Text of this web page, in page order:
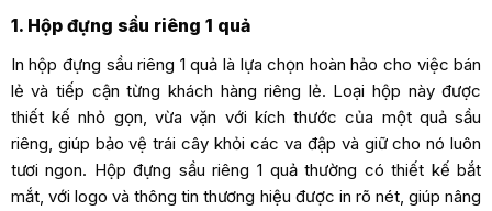
1. Hộp đựng sầu riêng 1 quả
In hộp đựng sầu riêng 1 quả là lựa chọn hoàn hảo cho việc bán
lẻ và tiếp cận từng khách hàng riêng lẻ. Loại hộp này được
thiết kế nhỏ gọn, vừa vặn với kích thước của một quả sầu
riêng, giúp bảo vệ trái cây khỏi các va đập và giữ cho nó luôn
tươi ngon. Hộp đựng sầu riêng 1 quả thường có thiết kế bắt
mắt, với logo và thông tin thương hiệu được in rõ nét, giúp nâng